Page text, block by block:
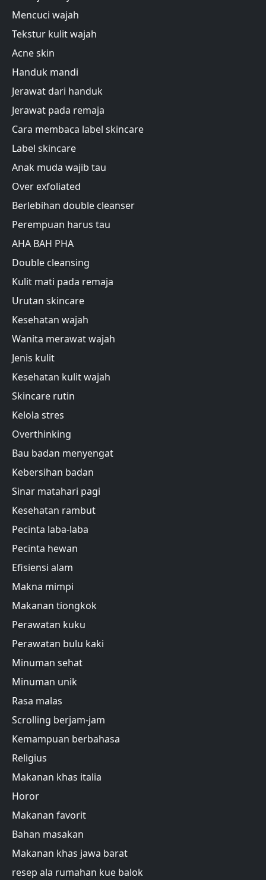
Mencuci wajah
Tekstur kulit wajah
Acne skin
Handuk mandi
Jerawat dari handuk
Jerawat pada remaja
Cara membaca label skincare
Label skincare
Anak muda wajib tau
Over exfoliated
Berlebihan double cleanser
Perempuan harus tau
AHA BAH PHA
Double cleansing
Kulit mati pada remaja
Urutan skincare
Kesehatan wajah
Wanita merawat wajah
Jenis kulit
Kesehatan kulit wajah
Skincare rutin
Kelola stres
Overthinking
Bau badan menyengat
Kebersihan badan
Sinar matahari pagi
Kesehatan rambut
Pecinta laba-laba
Pecinta hewan
Efisiensi alam
Makna mimpi
Makanan tiongkok
Perawatan kuku
Perawatan bulu kaki
Minuman sehat
Minuman unik
Rasa malas
Scrolling berjam-jam
Kemampuan berbahasa
Religius
Makanan khas italia
Horor
Makanan favorit
Bahan masakan
Makanan khas jawa barat
resep ala rumahan kue balok